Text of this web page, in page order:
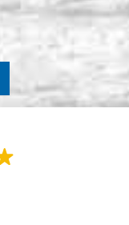
Stocker: 5 - COD.
P0198RA10